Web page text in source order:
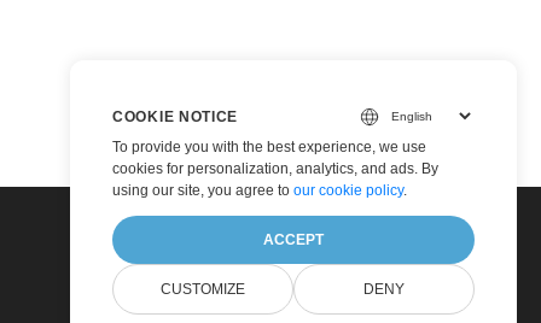
COOKIE NOTICE
To provide you with the best experience, we use
cookies for personalization, analytics, and ads. By
using our site, you agree to our cookie policy.
ACCEPT
CUSTOMIZE DENY